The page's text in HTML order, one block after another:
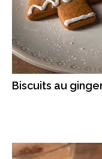
Biscuits au